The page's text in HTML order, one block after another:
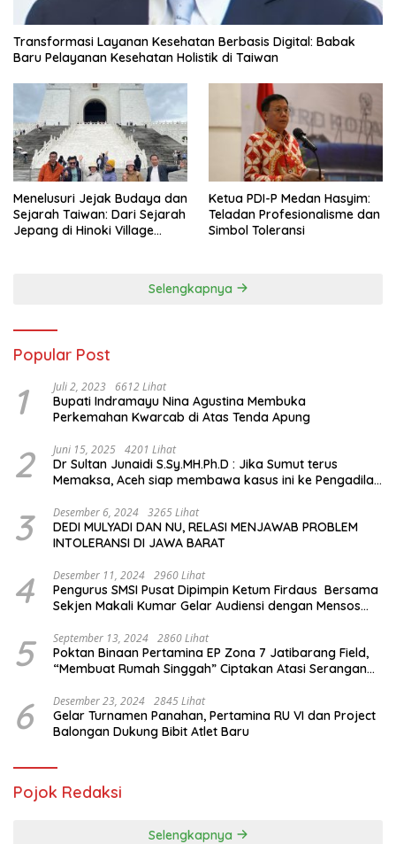
Transformasi Layanan Kesehatan Berbasis Digital: Babak
Baru Pelayanan Kesehatan Holistik di Taiwan
Menelusuri Jejak Budaya dan
Sejarah Taiwan: Dari Sejarah
Jepang di Hinoki Village
Ketua PDI-P Medan Hasyim:
Teladan Profesionalisme dan
Simbol Toleransi
Selengkapnya
Popular Post
1 Juli 2, 2023 6612 Lihat
Bupati Indramayu Nina Agustina Membuka
Perkemahan Kwarcab di Atas Tenda Apung
2 Juni 15, 2025 4201 Lihat
Dr Sultan Junaidi S.Sy.MH.Ph.D : Jika Sumut terus
Memaksa, Aceh siap membawa kasus ini ke Pengadilan
3 Desember 6, 2024 3265 Lihat
DEDI MULYADI DAN NU, RELASI MENJAWAB PROBLEM
INTOLERANSI DI JAWA BARAT
4 Desember 11, 2024 2960 Lihat
Pengurus SMSI Pusat Dipimpin Ketum Firdaus Bersama
Sekjen Makali Kumar Gelar Audiensi dengan Mensos
5 September 13, 2024 2860 Lihat
Poktan Binaan Pertamina EP Zona 7 Jatibarang Field,
“Membuat Rumah Singgah” Ciptakan Atasi Serangan
6 Desember 23, 2024 2845 Lihat
Gelar Turnamen Panahan, Pertamina RU VI dan Project
Balongan Dukung Bibit Atlet Baru
Pojok Redaksi
Selengkapnya